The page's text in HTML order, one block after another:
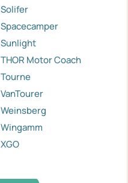
Solifer
Spacecamper
Sunlight
THOR Motor Coach
Tourne
VanTourer
Weinsberg
Wingamm
XGO